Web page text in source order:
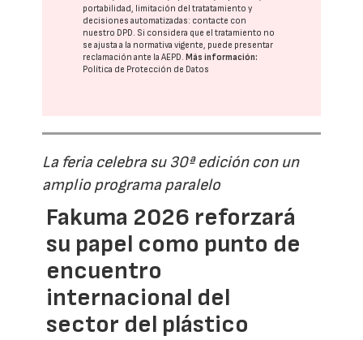
portabilidad, limitación del tratatamiento y
decisiones automatizadas: contacte con
nuestro DPD. Si considera que el tratamiento no
se ajusta a la normativa vigente, puede presentar
reclamación ante laAEPD.Más información:
Política de Protección de Datos
La feria celebra su 30ª edición con un
amplio programa paralelo
Fakuma 2026 reforzará
su papel como punto de
encuentro
internacional del
sector del plástico